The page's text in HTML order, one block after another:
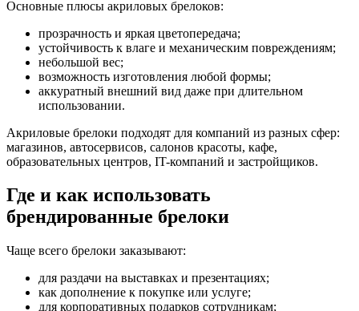
Основные плюсы акриловых брелоков:
прозрачность и яркая цветопередача;
устойчивость к влаге и механическим повреждениям;
небольшой вес;
возможность изготовления любой формы;
аккуратный внешний вид даже при длительном
использовании.
Акриловые брелоки подходят для компаний из разных сфер:
магазинов, автосервисов, салонов красоты, кафе,
образовательных центров, IT-компаний и застройщиков.
Где и как использовать
брендированные брелоки
Чаще всего брелоки заказывают:
для раздачи на выставках и презентациях;
как дополнение к покупке или услуге;
для корпоративных подарков сотрудникам;